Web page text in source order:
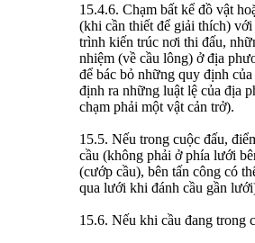
15.4.6. Chạm bất kể đồ vật
(khi cần thiết để giải thích) với
trình kiến trúc nơi thi đấu,
nhiệm (về cầu lông) ở địa
để bác bỏ những quy định
định ra những luật lệ của địa
chạm phải một vật cản trở).
15.5. Nếu trong cuộc đấu,
cầu (không phải ở phía lưới
(cướp cầu), bên tấn công có
qua lưới khi đánh cầu gần
15.6. Nếu khi cầu đang trong